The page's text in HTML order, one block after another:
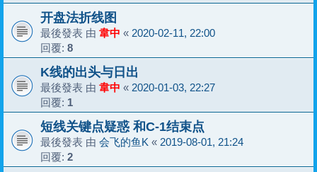
开盘法折线图
最後發表 由 韋中 « 2020-02-11, 22:00
回覆: 8
K线的出头与日出
最後發表 由 韋中 « 2020-01-03, 22:27
回覆: 1
短线关键点疑惑 和C-1结束点
最後發表 由 会飞的鱼K « 2019-08-01, 21:24
回覆: 2